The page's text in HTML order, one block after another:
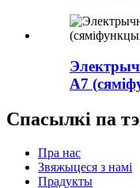
A7
Спасылкі па
Пра нас
Звяжыцеся з намі
Прадукты